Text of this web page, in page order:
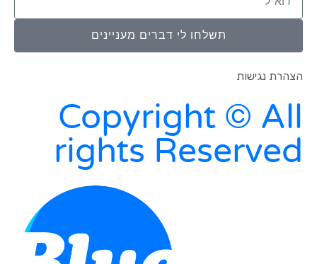
תשלחו לי דברים מעניינים
הצהרת נגישות
Copyright © All
rights Reserved